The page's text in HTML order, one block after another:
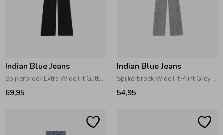
Indian Blue Jeans
Spijkerbroek Extra Wide Fit Glitter Black Denim
69,95
Indian Blue Jeans
Spijkerbroek Wide Fit Print Grey Denim
54,95